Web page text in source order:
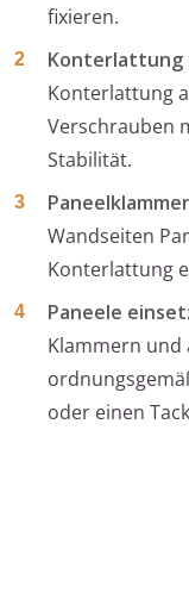
fixieren.
Konterlattung
Konterlattung
Verschrauben
Stabilität.
Wandseiten
Konterlattung
Paneele
Klammern und
oder einen